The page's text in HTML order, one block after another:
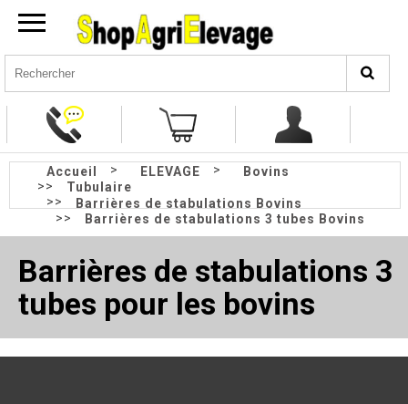
Accueil > ELEVAGE >
Bovins
>>
Tubulaire
>>
Barrières de stabulations Bovins
>>
Barrières de stabulations 3 tubes Bovins
Barrières de stabulations 3
tubes pour les bovins